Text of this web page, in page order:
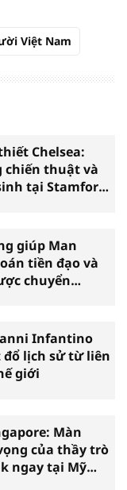
Việt Nam
Chelsea:
chiến thuật và
tại Stamford
giúp Man
tiền đạo và
chuyển
Infantino
lịch sử từ liên
giới
Màn
của thầy trò
ngay tại Mỹ